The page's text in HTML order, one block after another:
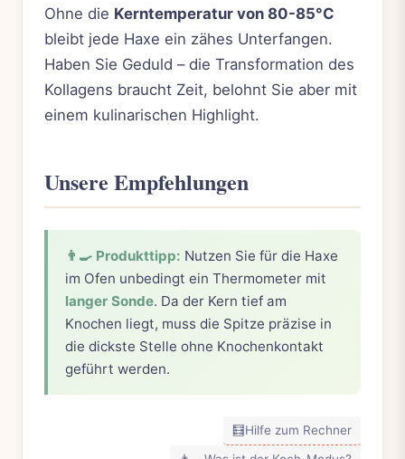
Ohne die Kerntemperatur von 80-85°C
bleibt jede Haxe ein zähes Unterfangen.
Haben Sie Geduld – die Transformation des
Kollagens braucht Zeit, belohnt Sie aber mit
einem kulinarischen Highlight.
Unsere Empfehlungen
👨‍🍳 Produkttipp: Nutzen Sie für die Haxe
im Ofen unbedingt ein Thermometer mit
langer Sonde. Da der Kern tief am
Knochen liegt, muss die Spitze präzise in
die dickste Stelle ohne Knochenkontakt
geführt werden.
🧮Hilfe zum Rechner